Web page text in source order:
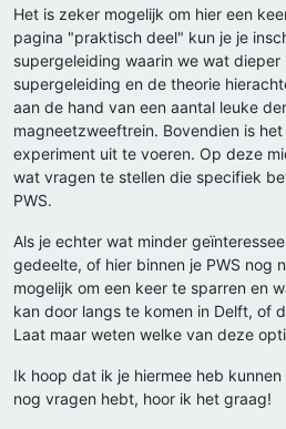
Het is zeker mogelijk om hier een
pagina "praktisch deel" kun je je
supergeleiding waarin we wat
supergeleiding en de theorie
aan de hand van een aantal leuke
magneetzweeftrein. Bovendien is
experiment uit te voeren. Op deze
wat vragen te stellen die specifiek
PWS.
Als je echter wat minder
gedeelte, of hier binnen je PWS nog
mogelijk om een keer te sparren en
kan door langs te komen in Delft, of
Laat maar weten welke van deze
Ik hoop dat ik je hiermee heb
nog vragen hebt, hoor ik het graag!